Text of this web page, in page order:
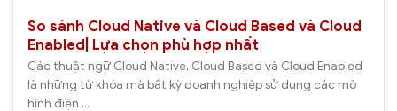
So sánh Cloud Native và Cloud Based và Cloud
Enabled| Lựa chọn phù hợp nhất
Các thuật ngữ Cloud Native, Cloud Based và Cloud Enabled
là những từ khóa mà bất kỳ doanh nghiệp sử dụng các mô
hình điện ...